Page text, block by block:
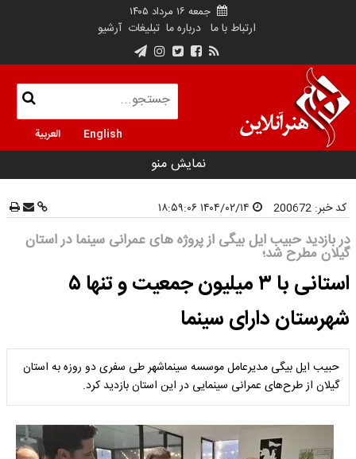
جمعه ۱۶ مرداد ۱۴۰۵
ارتباط با ما درباره ما تبلیغات آرشیو
English العربية
نمایش منو
کد خبر: 200672
در بازدید حبیب ایل بیگی از پروژه های عمرانی سینما در استان
گیلان مطرح شد؛
استانی با ۳ میلیون جمعیت و تنها ۵
شهرستان دارای سینما
حبیب ایل بیگی مدیرعامل موسسه سینماشهر طی سفری دو روزه به استان
گیلان از طرح‌های عمرانی سینمایی در این استان بازدید کرد.